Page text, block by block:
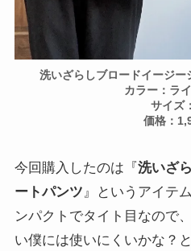
洗いざらしブロードイージ
カラー：ラ
サイズ
価格：
今回購入したのは『洗いざ
ートパンツ』というアイテ
ンパクトでタイト目なので
い僕には使いにくいかな？